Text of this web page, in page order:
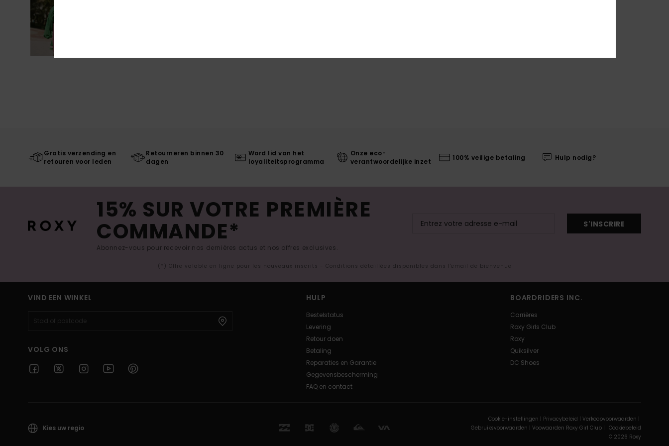
Gratis verzending en
retouren voor leden
Retourneren binnen 30
dagen
Word lid van het
loyaliteitsprogramma
Onze eco-
verantwoordelijke inzet
100% veilige betaling Hulp nodig?
15% SUR VOTRE PREMIÈRE
COMMANDE*
Abonnez-vous pour recevoir nos dernières actus et nos offres exclusives.
S'INSCRIRE
(*) Offre valable en ligne pour les nouveaux inscrits - Conditions détaillées disponibles dans l'email de bienvenue
VIND EEN WINKEL
VOLG ONS
HULP
Bestelstatus
Levering
Retour doen
Betaling
Reparaties en Garantie
Gegevensbescherming
FAQ en contact
BOARDRIDERS INC.
Carrières
Roxy Girls Club
Roxy
Quiksilver
DC Shoes
Kies uw regio
Cookie-instellingen | Privacybeleid | Verkoopvoorwaarden |
Gebruiksvoorwaarden | Voowaarden Roxy Girl Club | Cookiebeleid
© 2026 Roxy